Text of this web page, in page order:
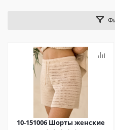
10-151006 Шорты женские